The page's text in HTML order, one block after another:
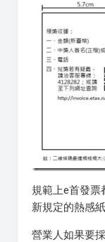
規範上e首發票
新規定的熱感
營業人如果要